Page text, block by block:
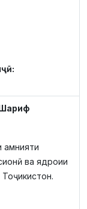
амнияти
ва ядроии